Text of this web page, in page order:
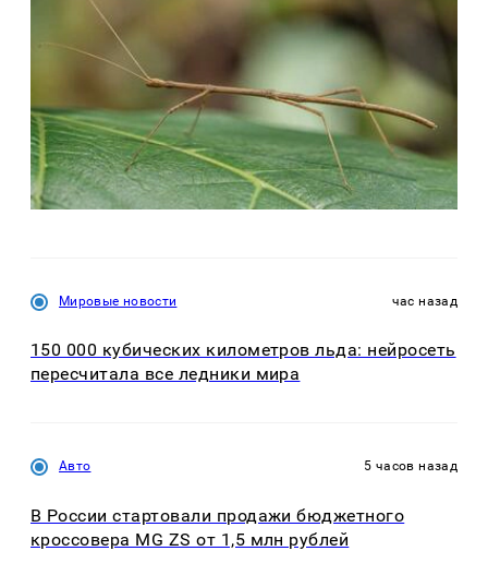
Мировые новости час назад
150 000 кубических километров льда: нейросеть
пересчитала все ледники мира
Авто 5 часов назад
В России стартовали продажи бюджетного
кроссовера MG ZS от 1,5 млн рублей